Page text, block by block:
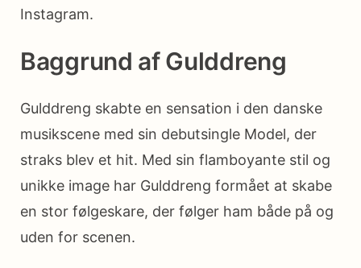
Instagram.
Baggrund af Gulddreng
Gulddreng skabte en sensation i den danske
musikscene med sin debutsingle Model, der
straks blev et hit. Med sin flamboyante stil og
unikke image har Gulddreng formået at skabe
en stor følgeskare, der følger ham både på og
uden for scenen.